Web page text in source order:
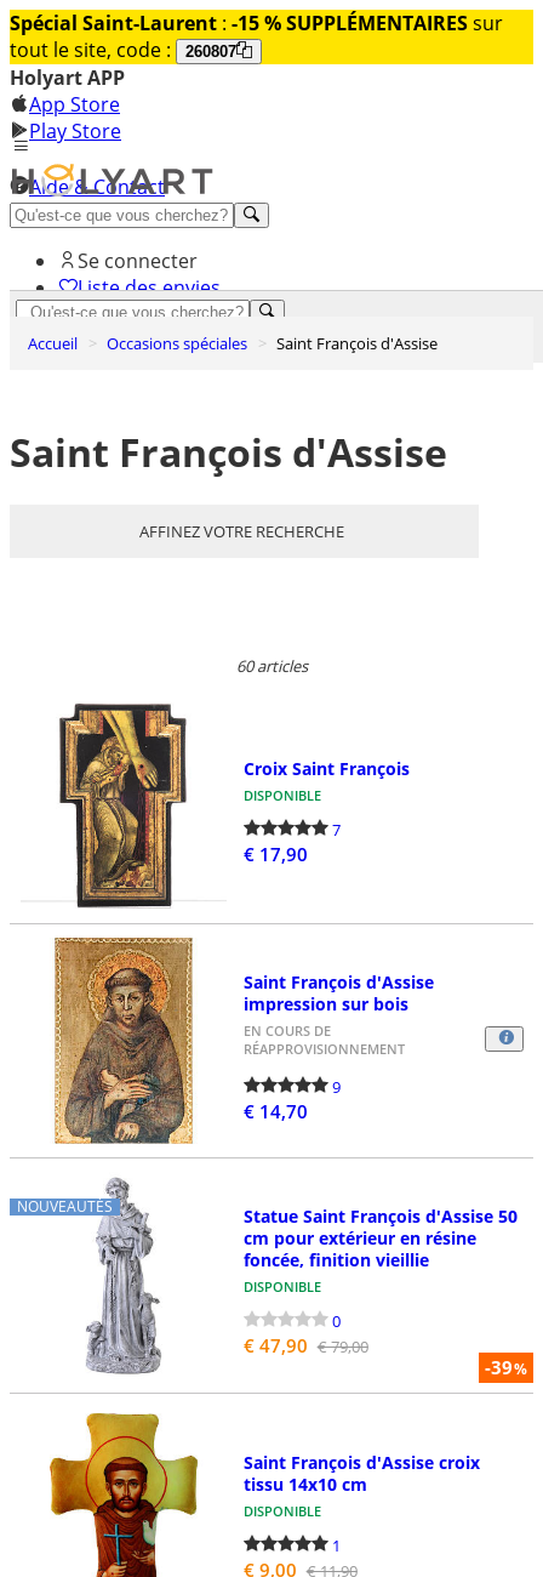
Spécial Saint-Laurent : -15 % SUPPLÉMENTAIRESsur
tout le site, code :
260807
Holyart APP
App Store
Play Store
Aide & Contact
Découvrez Premium
Se connecter
Liste des envies
Panier
Accueil Occasions spéciales Saint François d'Assise
Saint François d'Assise
AFFINEZ VOTRE RECHERCHE
60 articles
Croix Saint François
DISPONIBLE
7
€ 17,90
Saint François d'Assise
impression sur bois
EN COURS DE
RÉAPPROVISIONNEMENT
9
€ 14,70
NOUVEAUTÉS
-39%
Statue Saint François d'Assise 50
cm pour extérieur en résine
foncée, finition vieillie
DISPONIBLE
0
€ 47,90 € 79,00
Saint François d'Assise croix
tissu 14x10 cm
DISPONIBLE
1
€ 9,00 € 11,90